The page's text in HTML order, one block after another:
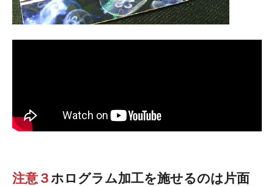
注意３ホログラム加工を施せるのは片面